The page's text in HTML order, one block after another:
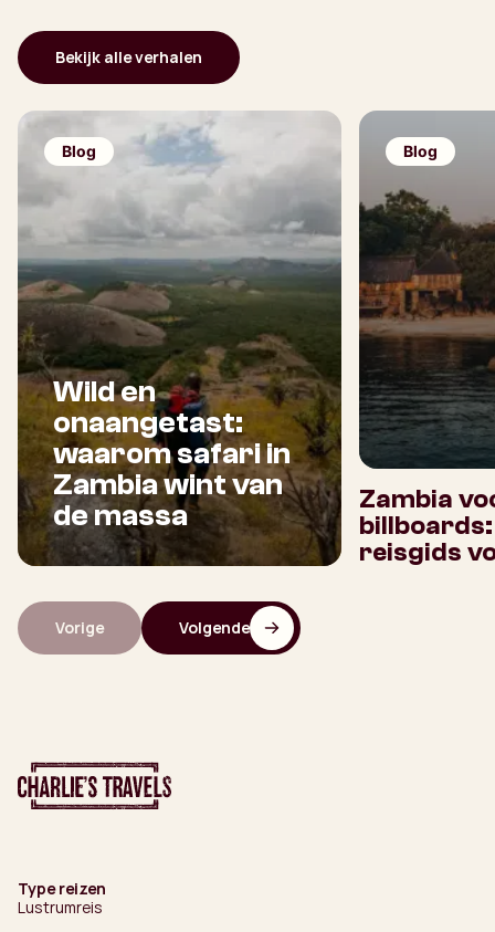
Bekijk alle verhalen
Blog
Wild en
onaangetast:
waarom safari in
Zambia wint van
de massa
Blog
Zambia
reisgids
Vorige Volgende
Type reizen
Lustrumreis